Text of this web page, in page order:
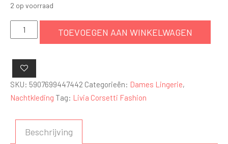
2 op voorraad
Halla
Jurkje
Roze
aantal
TOEVOEGEN AAN WINKELWAGEN
SKU: 5907699447442 Categorieën: Dames Lingerie,
Nachtkleding Tag: Livia Corsetti Fashion
Beschrijving